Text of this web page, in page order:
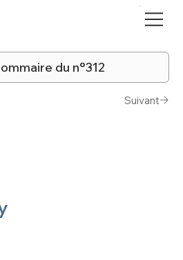
du n°312
Suivant